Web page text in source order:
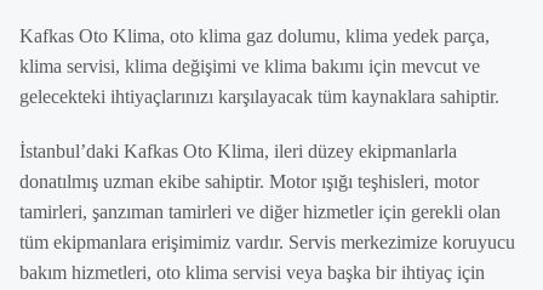
Kafkas Oto Klima, oto klima gaz dolumu, klima yedek parça,
klima servisi, klima değişimi ve klima bakımı için mevcut ve
gelecekteki ihtiyaçlarınızı karşılayacak tüm kaynaklara sahiptir.
İstanbul’daki Kafkas Oto Klima, ileri düzey ekipmanlarla
donatılmış uzman ekibe sahiptir. Motor ışığı teşhisleri, motor
tamirleri, şanzıman tamirleri ve diğer hizmetler için gerekli olan
tüm ekipmanlara erişimimiz vardır. Servis merkezimize koruyucu
bakım hizmetleri, oto klima servisi veya başka bir ihtiyaç için